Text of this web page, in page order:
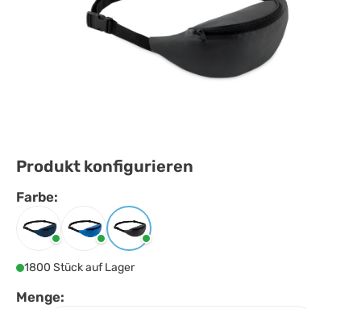
Produkt konfigurieren
Farbe:
auswählen
Blau KönigsblauSchwarz
1800 Stück auf Lager
Menge: